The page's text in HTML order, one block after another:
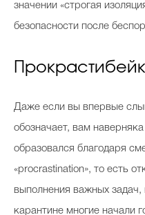
значении «строгая
безопасности после
Даже если вы впервые
обозначает, вам
образовался благодаря
«procrastination», то есть
выполнения важных задач,
карантине многие начали